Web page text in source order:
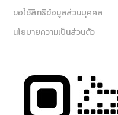
ขอใช้สิทธิข้อมูลส่วนบุคคล
นโยบายความเป็นส่วนตัว